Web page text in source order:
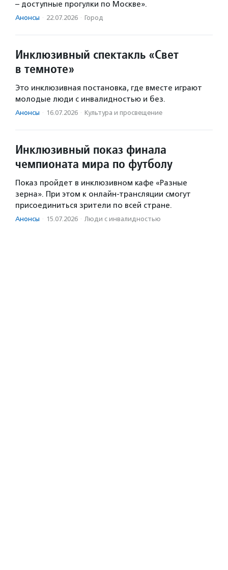
– доступные прогулки по Москве».
Анонсы · 22.07.2026 · Город
Инклюзивный спектакль «Свет
в темноте»
Это инклюзивная постановка, где вместе играют
молодые люди с инвалидностью и без.
Анонсы · 16.07.2026 · Культура и просвещение
Инклюзивный показ финала
чемпионата мира по футболу
Показ пройдет в инклюзивном кафе «Разные
зерна». При этом к онлайн-трансляции смогут
присоединиться зрители по всей стране.
Анонсы · 15.07.2026 · Люди с инвалидностью